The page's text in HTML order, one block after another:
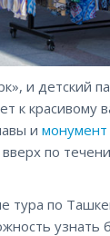
и детский
к красивому
и
по
тура по
узнать